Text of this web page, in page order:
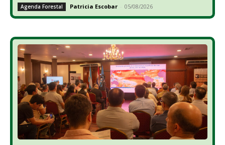
Agenda Forestal Patricia Escobar - 05/08/2026